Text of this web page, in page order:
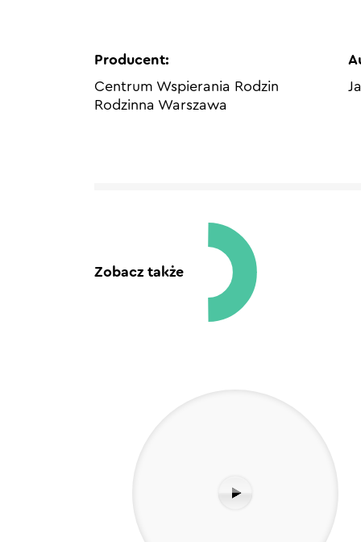
Producent:
Centrum Wspierania Rodzin
Rodzinna Warszawa
Zobacz także